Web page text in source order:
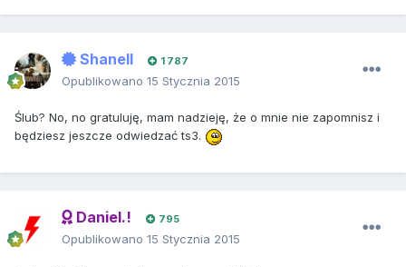
Shanell 1 787
Opublikowano 15 Stycznia 2015
Ślub? No, no gratuluję, mam nadzieję, że o mnie nie zapomnisz i
będziesz jeszcze odwiedzać ts3.
Daniel.! 795
Opublikowano 15 Stycznia 2015